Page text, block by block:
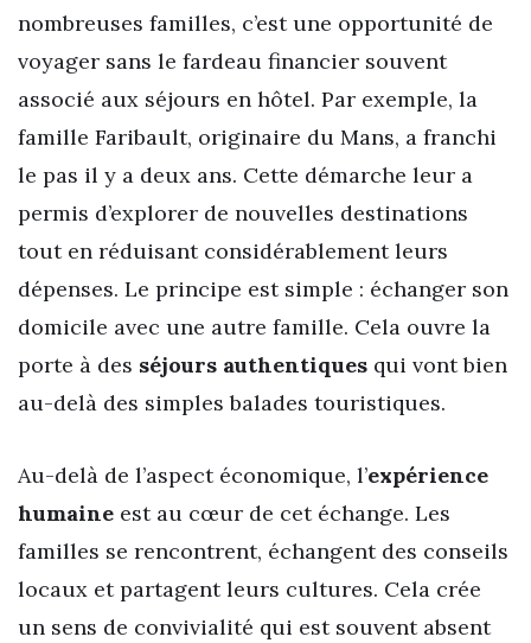
nombreuses familles, c’est une opportunité de
voyager sans le fardeau financier souvent
associé aux séjours en hôtel. Par exemple, la
famille Faribault, originaire du Mans, a franchi
le pas il y a deux ans. Cette démarche leur a
permis d’explorer de nouvelles destinations
tout en réduisant considérablement leurs
dépenses. Le principe est simple : échanger son
domicile avec une autre famille. Cela ouvre la
porte à des séjours authentiques qui vont bien
au-delà des simples balades touristiques.
Au-delà de l’aspect économique, l’expérience
humaine est au cœur de cet échange. Les
familles se rencontrent, échangent des conseils
locaux et partagent leurs cultures. Cela crée
un sens de convivialité qui est souvent absent